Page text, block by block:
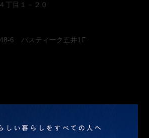
丁目１－２０
6 パスティーク五井1F